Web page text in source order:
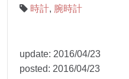
時計, 腕時計
update: 2016/04/23
posted: 2016/04/23